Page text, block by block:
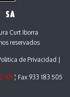
Curt Iborra
reservados
de Privacidad
101 ¦ Fax 933 183 505